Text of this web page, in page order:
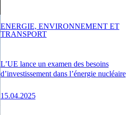
L’UE lance un examen des besoins
d’investissement dans l’énergie nucléaire
15.04.2025
ENERGIE, ENVIRONNEMENT ET
TRANSPORT